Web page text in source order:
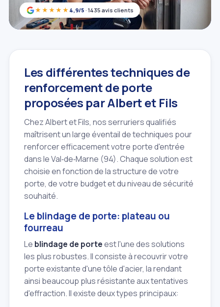
★★★★★ 4,9/5 · 1435 avis clients
Les différentes techniques de
renforcement de porte
proposées par Albert et Fils
Chez Albert et Fils, nos serruriers qualifiés
maîtrisent un large éventail de techniques pour
renforcer efficacement votre porte d'entrée
dans le Val‑de‑Marne (94). Chaque solution est
choisie en fonction de la structure de votre
porte, de votre budget et du niveau de sécurité
souhaité.
Le blindage de porte: plateau ou
fourreau
Le blindage de porteest l'une des solutions
les plus robustes. Il consiste à recouvrir votre
porte existante d'une tôle d'acier, la rendant
ainsi beaucoup plus résistante aux tentatives
d'effraction. Il existe deux types principaux: